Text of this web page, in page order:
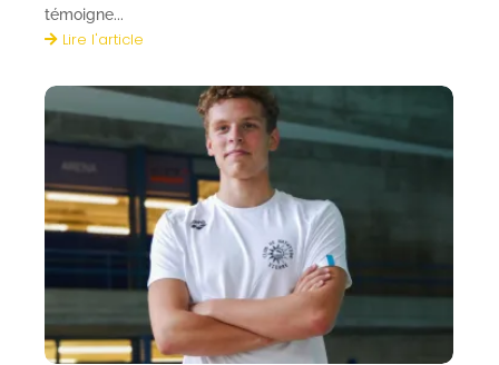
témoigne...
Lire l'article